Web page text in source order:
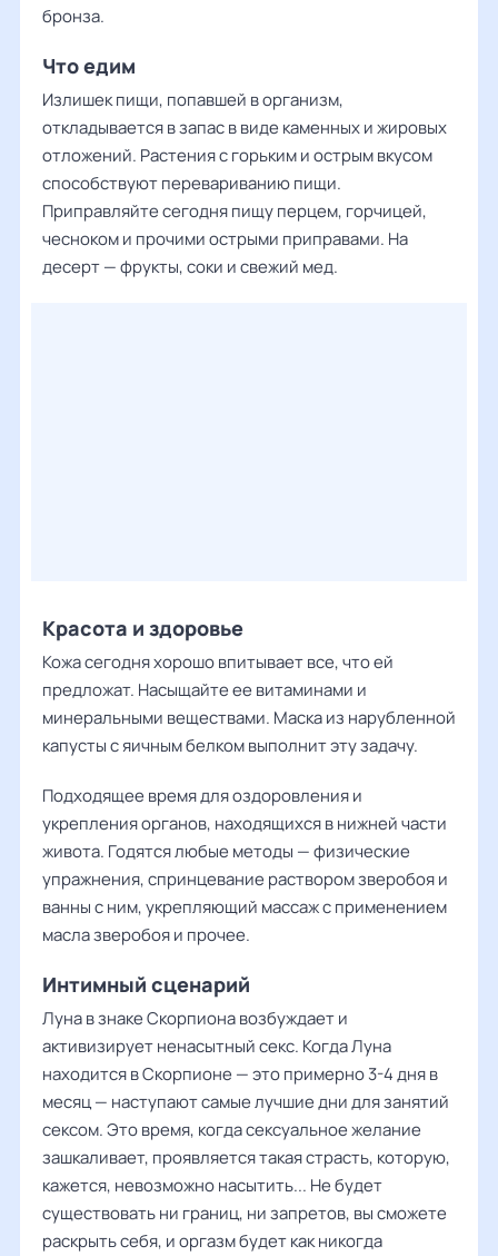
бронза.
Что едим
Излишек пищи, попавшей в организм,
откладывается в запас в виде каменных и жировых
отложений. Растения с горьким и острым вкусом
способствуют перевариванию пищи.
Приправляйте сегодня пищу перцем, горчицей,
чесноком и прочими острыми приправами. На
десерт — фрукты, соки и свежий мед.
Красота и здоровье
Кожа сегодня хорошо впитывает все, что ей
предложат. Насыщайте ее витаминами и
минеральными веществами. Маска из нарубленной
капусты с яичным белком выполнит эту задачу.
Подходящее время для оздоровления и
укрепления органов, находящихся в нижней части
живота. Годятся любые методы — физические
упражнения, спринцевание раствором зверобоя и
ванны с ним, укрепляющий массаж с применением
масла зверобоя и прочее.
Интимный сценарий
Луна в знаке Скорпиона возбуждает и
активизирует ненасытный секс. Когда Луна
находится в Скорпионе — это примерно 3-4 дня в
месяц — наступают самые лучшие дни для занятий
сексом. Это время, когда сексуальное желание
зашкаливает, проявляется такая страсть, которую,
кажется, невозможно насытить... Не будет
существовать ни границ, ни запретов, вы сможете
раскрыть себя, и оргазм будет как никогда